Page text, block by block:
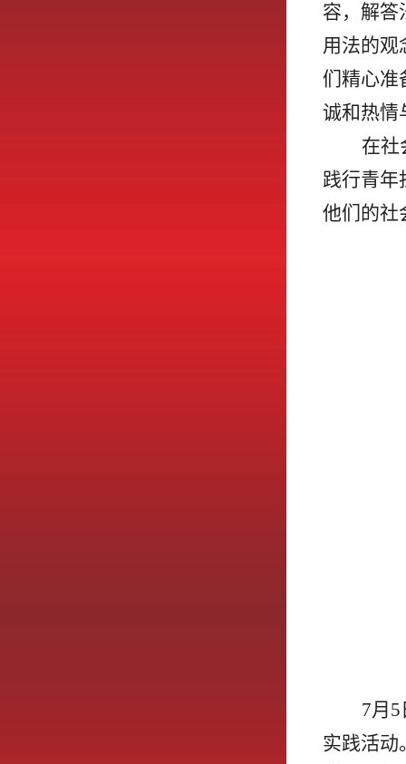
容，解答
用法的观
们精心准
诚和热情
在社
践行青年
他们的社
7月
实践活动